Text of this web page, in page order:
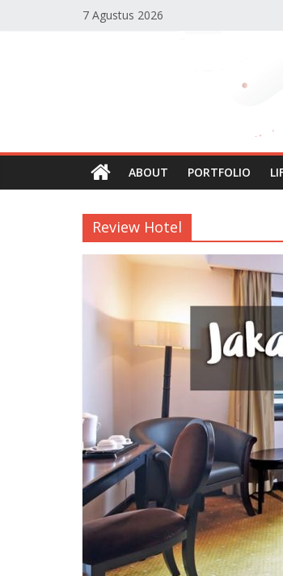
7 Agustus 2026
Personal
Reisha
ABOUT PORTFOLIO
Review Hotel